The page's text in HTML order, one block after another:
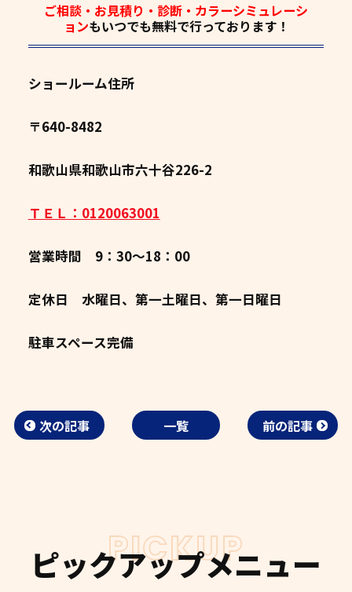
ご相談・お見積り・診断・カラーシミュレーシ
ョンもいつでも無料で行っております！
ショールーム住所
〒640-8482
和歌山県和歌山市六十谷226-2
ＴＥＬ：0120063001
営業時間 9：30～18：00
定休日 水曜日、第一土曜日、第一日曜日
駐車スペース完備
次の記事 一覧 前の記事
PICKUP
ピックアップメニュー